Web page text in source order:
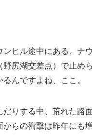
ンヒル途中にある、ナ
野尻湖交差点）で止め
んですよね、ここ。
だりする中、荒れた路
からの衝撃は昨年にも